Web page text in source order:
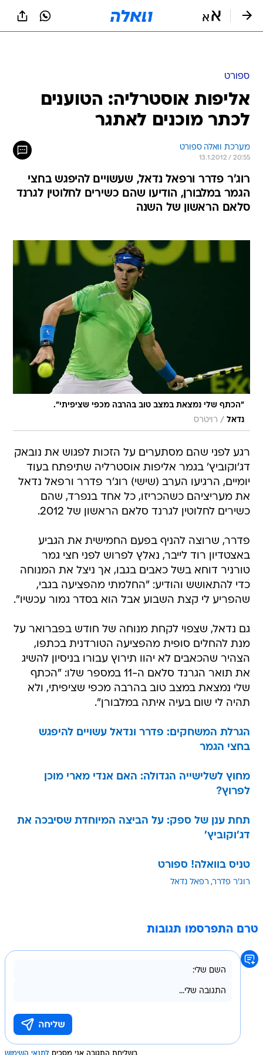
ספורט
אליפות אוסטרליה: הטוענים
לכתר מוכנים לאתגר
מערכת וואלה ספורט
13.1.2012 / 20:55
רוג'ר פדרר ורפאל נדאל, שעשויים להיפגש בחצי
הגמר במלבורן, הודיעו שהם כשירים לחלוטין לגרנד
סלאם הראשון של השנה
"הכתף שלי נמצאת במצב טוב בהרבה מכפי שציפיתי".
נדאל / רויטרס
רגע לפני שהם מסתערים על הזכות לפגוש את נובאק
דג'וקוביץ' בגמר אליפות אוסטרליה שתיפתח בעוד
יומיים, הרגיעו הערב (שישי) רוג'ר פדרר ורפאל נדאל
את מעריציהם כשהכריזו, כל אחד בנפרד, שהם
כשירים לחלוטין לגרנד סלאם הראשון של 2012.
פדרר, שרוצה להניף בפעם החמישית את הגביע
באצטדיון רוד לייבר, נאלץ לפרוש לפני חצי גמר
טורניר דוחא בשל כאבים בגבו, אך ניצל את המנוחה
כדי להתאושש והודיע: "החלמתי מהפציעה בגבי,
שהפריע לי קצת השבוע אבל הוא בסדר גמור עכשיו".
גם נדאל, שצפוי לקחת מנוחה של חודש בפברואר על
מנת להחלים סופית מהפציעה הטורדנית בכתפו,
הצהיר שהכאבים לא יהוו תירוץ עבורו בניסיון להשיג
את תואר הגרנד סלאם ה-11 במספר שלו: "הכתף
שלי נמצאת במצב טוב בהרבה מכפי שציפיתי, ולא
תהיה לי שום בעיה איתה במלבורן".
הגרלת המשחקים: פדרר ונדאל עשויים להיפגש
בחצי הגמר
מחוץ לשלישייה הגדולה: האם אנדי מארי מוכן
לפרוץ?
תחת ענן של ספק: על הביצה המיוחדת שסיבכה את
דג'וקוביץ'
טניס בוואלה! ספורט
רוג'ר פדרר רפאל נדאל
טרם התפרסמו תגובות